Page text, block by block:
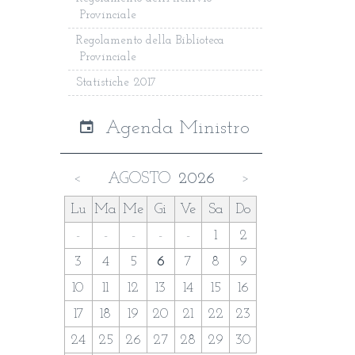
Provinciale
Regolamento della Biblioteca
Provinciale
Statistiche 2017
Agenda Ministro
< AGOSTO 2026 >
Lu Ma Me Gi Ve Sa
Do
-
- - - - 1
2
3
4 5 6 7 8
9
10
11 12 13 14 15
16
17
18 19 20 21 22
23
24
25 26 27 28 29
30